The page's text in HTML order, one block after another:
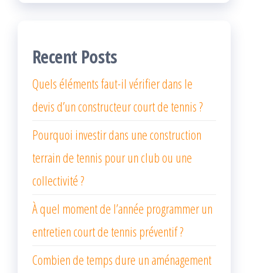
Recent Posts
Quels éléments faut-il vérifier dans le
devis d’un constructeur court de tennis ?
Pourquoi investir dans une construction
terrain de tennis pour un club ou une
collectivité ?
À quel moment de l’année programmer un
entretien court de tennis préventif ?
Combien de temps dure un aménagement